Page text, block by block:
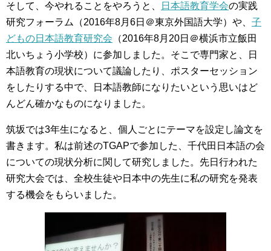
そして、今やれることをやろうと、 日本語教育学会の実践
研究フォーラム（2016年8月6日＠東京外国語大学）や、 子
どもの日本語教育研究会 （2016年8月20日＠横浜市立飯田
北いちょう小学校）に参加しました。そこで専門家と、日
本語教育の現状について議論したり、ポスターセッション
をしたりする中で、日本語教師になりたいという思いはど
んどん確かなものになりました。
筑坂では3年生になると、個人ごとにテーマを設定し論文を
書きます。私は前述のTGAPで参加した、千代田日本語の会
についての現状分析に関して研究しました。先日行われた
研究大会では、全校生徒や日本中の先生に私の研究を発表
する機会をもらいました。